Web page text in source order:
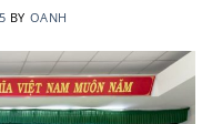
BY OANH